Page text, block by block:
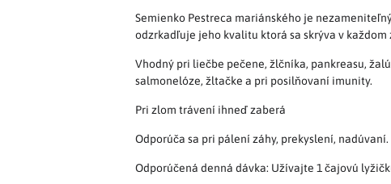
Semienko Pestreca mariánského je
odzrkadľuje jeho kvalitu ktorá sa skrýva v každom
Vhodný pri liečbe pečene, žlčníka, pankreasu,
salmonelóze, žltačke a pri posilňovaní imunity.
Pri zlom trávení ihneď zaberá
Odporúča sa pri pálení záhy, prekyslení, nadúvaní.
Odporúčená denná dávka: Užívajte 1 čajovú